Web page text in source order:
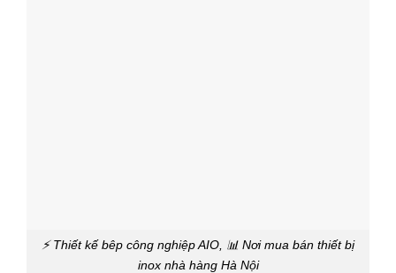
⚡ Thiết kế bêp công nghiệp AIO, 📊 Nơi mua bán thiết bị
inox nhà hàng Hà Nội